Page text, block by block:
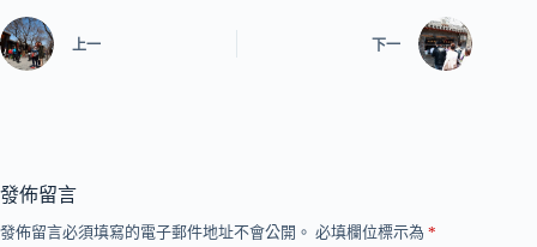
上一 下一
發佈留言
發佈留言必須填寫的電子郵件地址不會公開。 必填欄位標示為 *